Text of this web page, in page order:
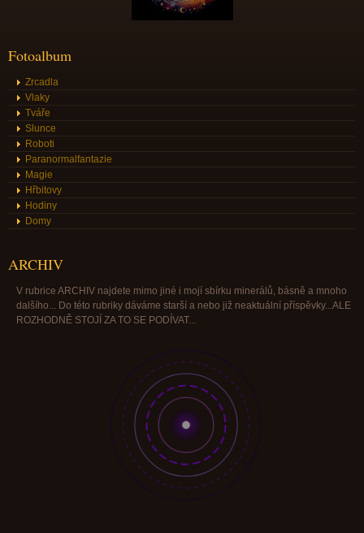
Fotoalbum
Zrcadla
Vlaky
Tváře
Slunce
Roboti
Paranormalfantazie
Magie
Hřbitovy
Hodiny
Domy
ARCHIV
V rubrice ARCHIV najdete mimo jiné i mojí sbírku minerálů, básně a mnoho
dalšího... Do této rubriky dáváme starší a nebo již neaktuální příspěvky...ALE
ROZHODNĚ STOJÍ ZA TO SE PODÍVAT...